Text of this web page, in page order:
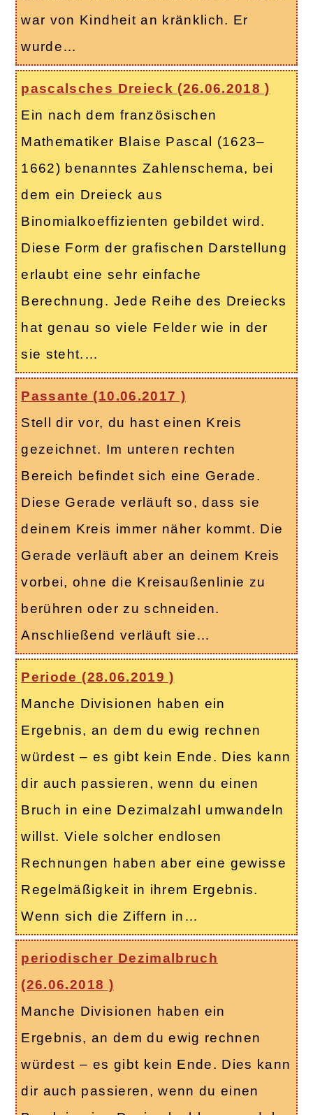
war von Kindheit an kränklich. Er
wurde…
pascalsches Dreieck (26.06.2018 )
Ein nach dem französischen
Mathematiker Blaise Pascal (1623–
1662) benanntes Zahlenschema, bei
dem ein Dreieck aus
Binomialkoeffizienten gebildet wird.
Diese Form der grafischen Darstellung
erlaubt eine sehr einfache
Berechnung. Jede Reihe des Dreiecks
hat genau so viele Felder wie in der
sie steht.…
Passante (10.06.2017 )
Stell dir vor, du hast einen Kreis
gezeichnet. Im unteren rechten
Bereich befindet sich eine Gerade.
Diese Gerade verläuft so, dass sie
deinem Kreis immer näher kommt. Die
Gerade verläuft aber an deinem Kreis
vorbei, ohne die Kreisaußenlinie zu
berühren oder zu schneiden.
Anschließend verläuft sie…
Periode (28.06.2019 )
Manche Divisionen haben ein
Ergebnis, an dem du ewig rechnen
würdest – es gibt kein Ende. Dies kann
dir auch passieren, wenn du einen
Bruch in eine Dezimalzahl umwandeln
willst. Viele solcher endlosen
Rechnungen haben aber eine gewisse
Regelmäßigkeit in ihrem Ergebnis.
Wenn sich die Ziffern in…
periodischer Dezimalbruch
(26.06.2018 )
Manche Divisionen haben ein
Ergebnis, an dem du ewig rechnen
würdest – es gibt kein Ende. Dies kann
dir auch passieren, wenn du einen